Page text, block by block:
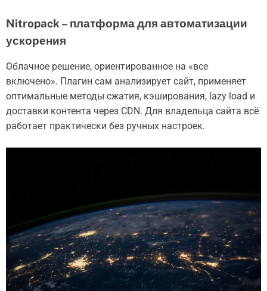
Nitropack – платформа для автоматизации
ускорения
Облачное решение, ориентированное на «все
включено». Плагин сам анализирует сайт, применяет
оптимальные методы сжатия, кэширования, lazy load и
доставки контента через CDN. Для владельца сайта всё
работает практически без ручных настроек.